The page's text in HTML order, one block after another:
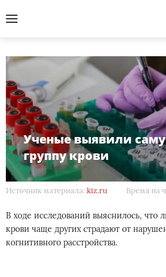
Ученые выявили
группу крови
Источник материала: kiz.ru Время на
В ходе исследований выяснилось, что
крови чаще других страдают от
когнитивного расстройства.